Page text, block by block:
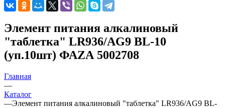
Элемент питания алкалиновый
"таблетка" LR936/AG9 BL-10
(уп.10шт) ФАZА 5002708
Главная
—
Каталог
—Элемент питания алкалиновый "таблетка" LR936/AG9 BL-